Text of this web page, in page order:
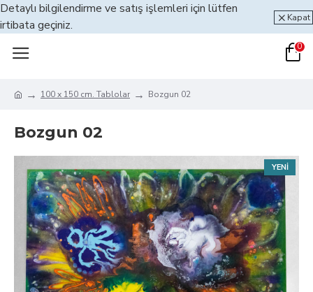
Detaylı bilgilendirme ve satış işlemleri için lütfen
irtibata geçiniz.
Kapat
0
100 x 150 cm. Tablolar Bozgun 02
Bozgun 02
YENI